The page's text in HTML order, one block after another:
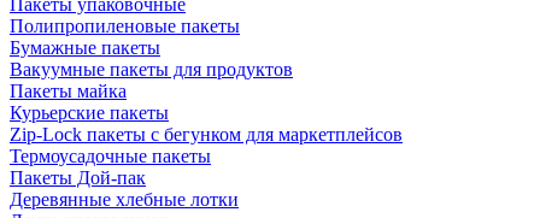
Пакеты упаковочные
Полипропиленовые пакеты
Бумажные пакеты
Вакуумные пакеты для продуктов
Пакеты майка
Курьерские пакеты
Zip-Lock пакеты с бегунком для маркетплейсов
Термоусадочные пакеты
Пакеты Дой-пак
Деревянные хлебные лотки